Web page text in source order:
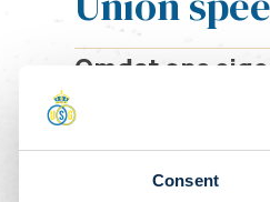
Consent
Omdat ons
UEFA voor
wijken naar
Onder